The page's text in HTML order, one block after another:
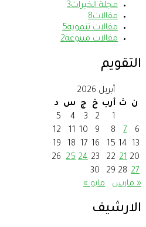
مجلة الخيرات3
مقالات8
مقالات تنموية5
مقالات متنوعة2
التقويم
أبريل 2026
ن
ث أرب خ ج س
د
1
2
3
4
5
6
7
8
9
10
11
12
13
14
15
16
17
18
19
20
21
22
23
24
25
26
27
28
29
30
« مارس
مايو »
الارشيف